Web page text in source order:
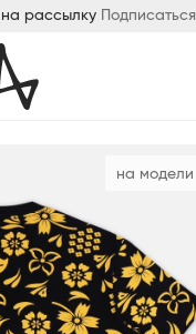
на рассылку Подписаться
на модели